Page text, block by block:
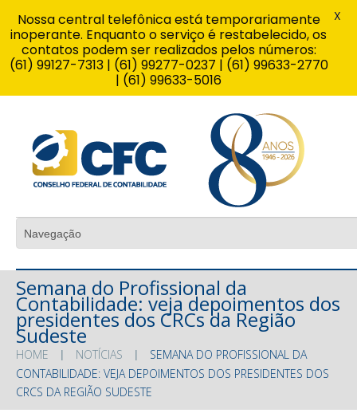
Semana do Profissional da
Contabilidade: veja depoimentos dos
presidentes dos CRCs da Região
Sudeste
HOME NOTÍCIAS
SEMANA DO PROFISSIONAL DA
CONTABILIDADE: VEJA DEPOIMENTOS DOS PRESIDENTES DOS
CRCS DA REGIÃO SUDESTE
Nossa central telefônica está temporariamente
inoperante. Enquanto o serviço é restabelecido, os
contatos podem ser realizados pelos números:
(61) 99127-7313 | (61) 99277-0237 | (61) 99633-2770
| (61) 99633-5016
X